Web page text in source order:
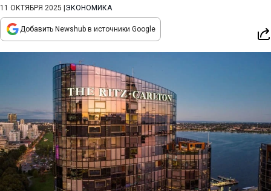
11 ОКТЯБРЯ 2025 ЭКОНОМИКА
Добавить Newshub в источники Google